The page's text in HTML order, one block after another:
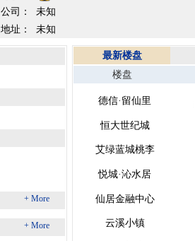
公司：
未知
地址：
未知
+ More
+ More
最新楼盘
楼盘
德信·留仙里
恒大世纪城
艾绿蓝城桃李
悦城·沁水居
仙居金融中心
云溪小镇